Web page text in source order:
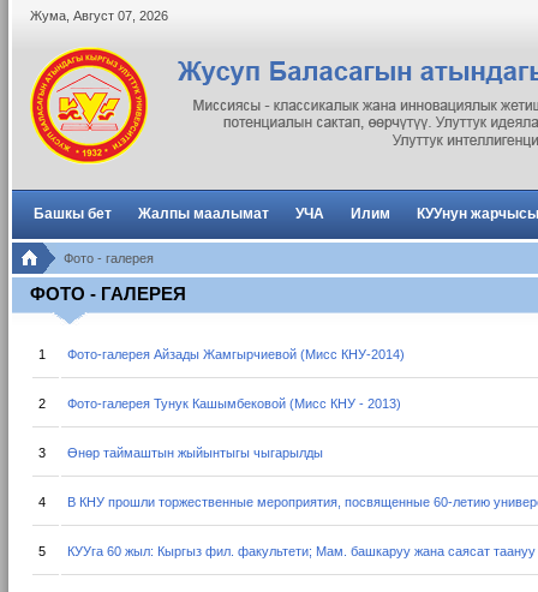
Жума Август 07 2026
Башкы бет Жалпы маалымат УЧА Илим КУУнун жарчысы
Фото - галерея
ФОТО - ГАЛЕРЕЯ
1 Фото-галерея Айзады Жамгырчиевой (Мисс КНУ-2014)
2 Фото-галерея Тунук Кашымбековой (Мисс КНУ - 2013)
3 Өнөр таймаштын жыйынтыгы чыгарылды
4 В КНУ прошли торжественные мероприятия, посвященные 60-летию
5 КУУга 60 жыл: Кыргыз фил. факультети; Мам. башкаруу жана саясат таануу